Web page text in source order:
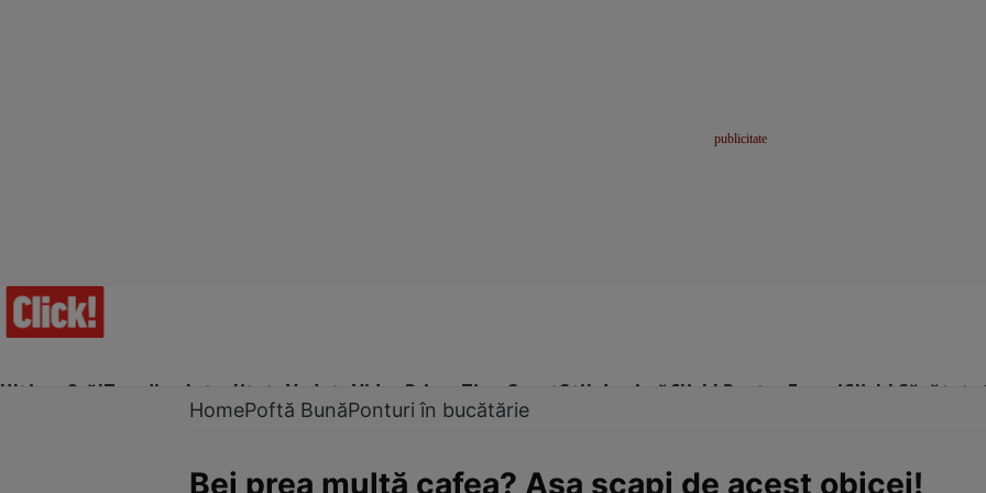
Ultima Oră!Trending Actualitate Vedete Video Prime Time SportStil de viațăClick! Pentru FemeiClick! Sănătate
HomePoftă BunăPonturi în bucătărie
Bei prea multă cafea? Aşa scapi de acest obicei!